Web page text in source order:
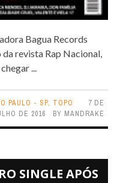
da revista Rap Nacional,
...
PAULO - SP, TOPO
7 DE
DE 2016
BY MANDRAKE
SINGLE APÓS